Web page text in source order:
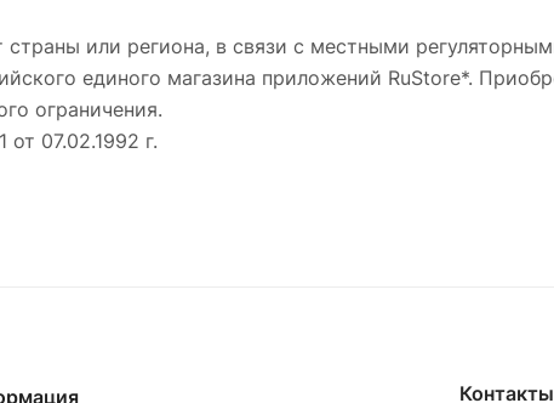
или региона, в связи с местными
единого магазина приложений RuStore*.
ограничения.
07.02.1992 г.
Контакты